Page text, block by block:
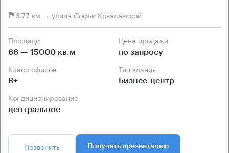
6.77 км → улица Софьи Ковалевской
Площади
66 — 15000 кв.м
Цена продажи
по запросу
Класс офисов
B+
Тип здания
Бизнес-центр
Кондиционирование
центральное
Позвонить Получить презентацию